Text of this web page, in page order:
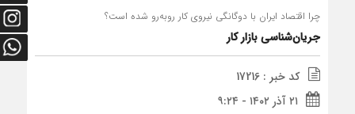
چرا اقتصاد ایران با دوگانگی نیروی کار روبه‌رو شده است؟
جریان‌شناسی بازار کار
کد خبر : 17216
۲۱ آذر ۱۴۰۲ - ۹:۲۴